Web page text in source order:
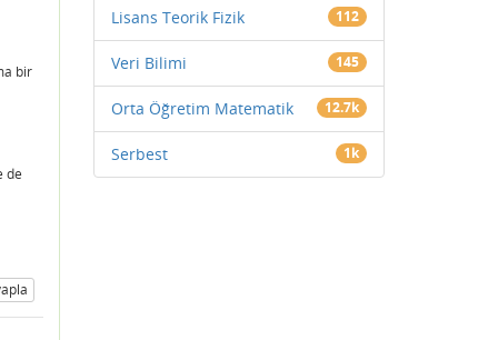
bir
de
Lisans Teorik Fizik 112
Veri Bilimi 145
Orta Öğretim Matematik 12.7k
Serbest 1k